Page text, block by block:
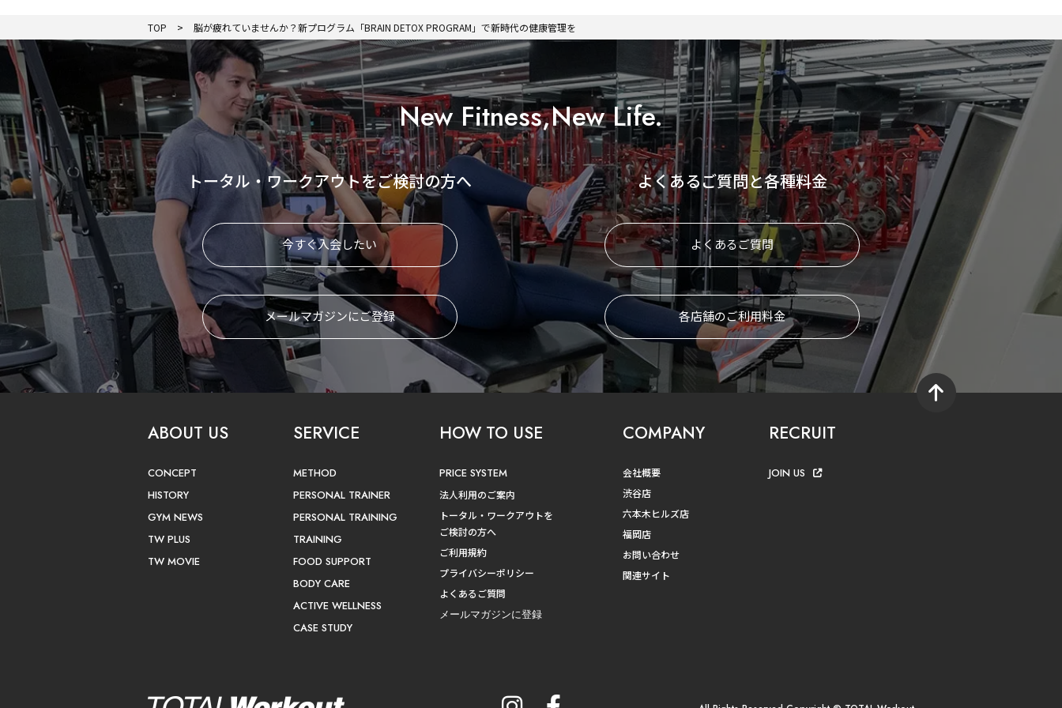
TOP 脳が疲れていませんか？新プログラム「BRAIN DETOX PROGRAM」で新時代の健康管理を
New Fitness,New Life.
トータル・ワークアウトをご検討の方へ
今すぐ入会したい
メールマガジンにご登録
よくあるご質問と各種料金
よくあるご質問
各店舗のご利用料金
ABOUT US
CONCEPT
HISTORY
GYM NEWS
TW PLUS
TW MOVIE
SERVICE
METHOD
PERSONAL TRAINER
PERSONAL TRAINING
TRAINING
FOOD SUPPORT
BODY CARE
ACTIVE WELLNESS
CASE STUDY
HOW TO USE
PRICE SYSTEM
法人利用のご案内
トータル・ワークアウトを
ご検討の方へ
ご利用規約
プライバシーポリシー
よくあるご質問
メールマガジンに登録
COMPANY
会社概要
渋谷店
六本木ヒルズ店
福岡店
お問い合わせ
関連サイト
RECRUIT
JOIN US